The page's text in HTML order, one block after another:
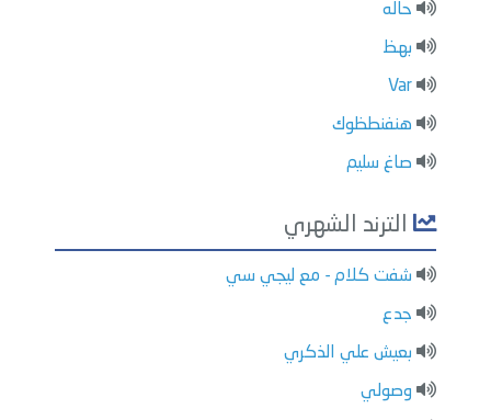
حاله
بهظ
Var
هنفنطظوك
صاغ سليم
الترند الشهري
شفت كلام - مع ليجي سي
جدع
بعيش علي الذكري
وصولي